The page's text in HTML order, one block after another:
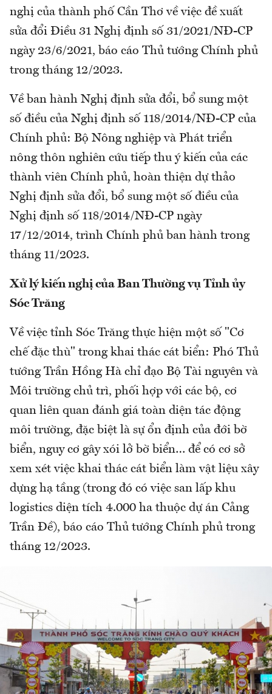
nghị của thành phố Cần Thơ về việc đề xuất
sửa đổi Điều 31 Nghị định số 31/2021/NĐ-CP
ngày 23/6/2021, báo cáo Thủ tướng Chính phủ
trong tháng 12/2023.
Về ban hành Nghị định sửa đổi, bổ sung một
số điều của Nghị định số 118/2014/NĐ-CP của
Chính phủ: Bộ Nông nghiệp và Phát triển
nông thôn nghiên cứu tiếp thu ý kiến của các
thành viên Chính phủ, hoàn thiện dự thảo
Nghị định sửa đổi, bổ sung một số điều của
Nghị định số 118/2014/NĐ-CP ngày
17/12/2014, trình Chính phủ ban hành trong
tháng 11/2023.
Xử lý kiến nghị của Ban Thường vụ Tỉnh ủy
Sóc Trăng
Về việc tỉnh Sóc Trăng thực hiện một số "Cơ
chế đặc thù" trong khai thác cát biển: Phó Thủ
tướng Trần Hồng Hà chỉ đạo Bộ Tài nguyên và
Môi trường chủ trì, phối hợp với các bộ, cơ
quan liên quan đánh giá toàn diện tác động
môi trường, đặc biệt là sự ổn định của đới bờ
biển, nguy cơ gây xói lở bờ biển… để có cơ sở
xem xét việc khai thác cát biển làm vật liệu xây
dựng hạ tầng (trong đó có việc san lấp khu
logistics diện tích 4.000 ha thuộc dự án Cảng
Trần Đề), báo cáo Thủ tướng Chính phủ trong
tháng 12/2023.